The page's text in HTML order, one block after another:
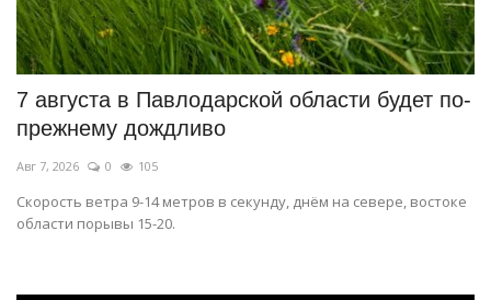
7 августа в Павлодарской области будет по-
прежнему дождливо
Авг 7, 2026 0 105
Скорость ветра 9-14 метров в секунду, днём на севере, востоке
области порывы 15-20.